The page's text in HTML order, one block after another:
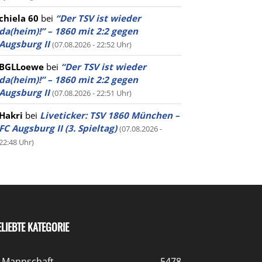
60 bei “Der TSV ist wieder
– 1860 mit 2:2 gegen
II (07.08.2026 - 22:52 Uhr)
bei “Der TSV ist wieder
– 1860 mit 2:2 gegen
II (07.08.2026 - 22:51 Uhr)
bei Liveticker: TSV 1860 München –
Augsburg II (3. Spieltag) (07.08.2026 -
Uhr)
KATEGORIE